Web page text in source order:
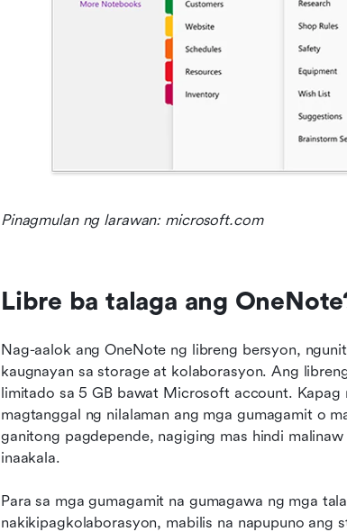
Pinagmulan ng larawan: microsoft.com
Libre ba talaga ang
Nag-aalok ang OneNote ng libreng bersyon,
kaugnayan sa storage at kolaborasyon. Ang
limitado sa 5 GB bawat Microsoft account.
magtanggal ng nilalaman ang mga gumagamit o
ganitong pagdepende, nagiging mas hindi
inaakala.
Para sa mga gumagamit na gumagawa ng mga
nakikipagkolaborasyon, mabilis na napupuno ang